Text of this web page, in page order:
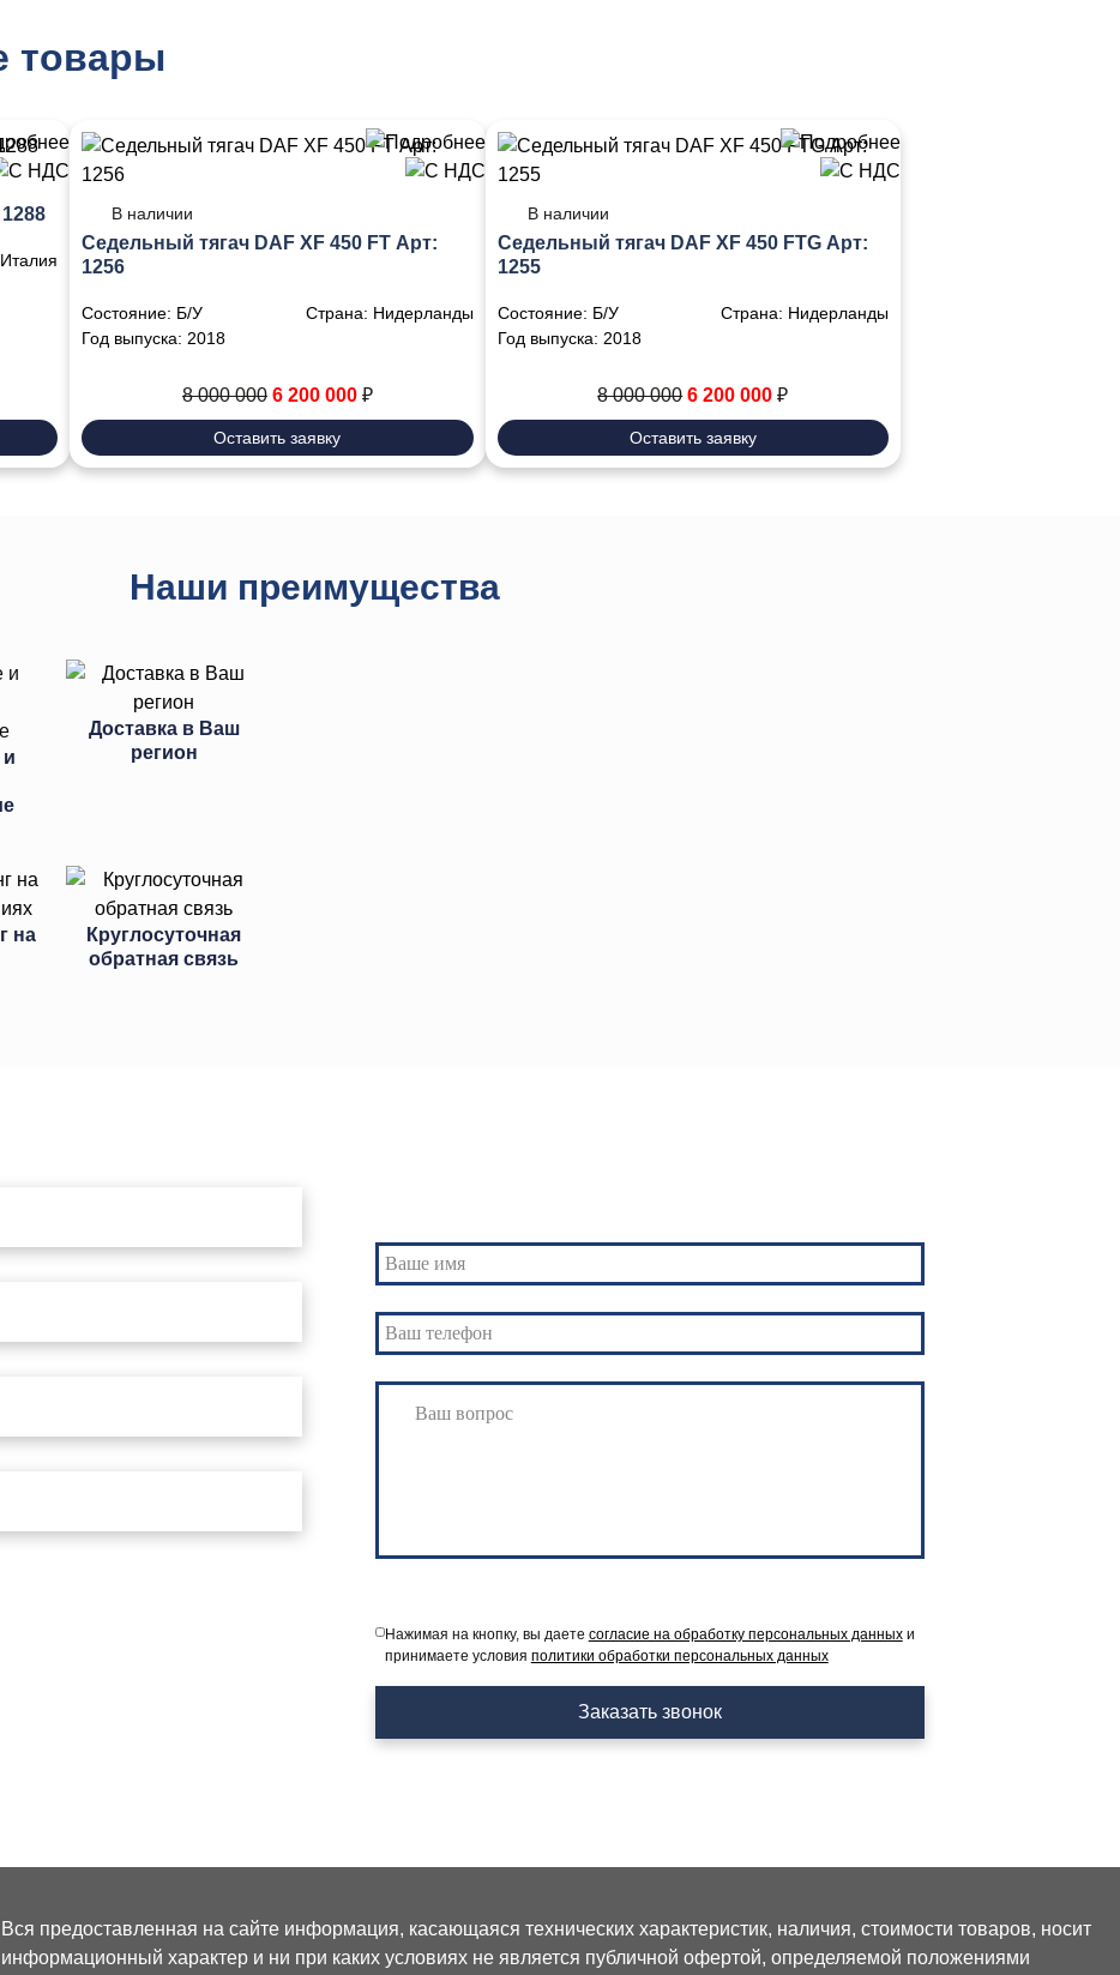
товары
Италия
В наличии
Седельный тягач DAF XF 450 FT Арт:
1256
Состояние: Б/У Страна: Нидерланды
Год выпуска: 2018
8 000 000 6 200 000 ₽
Оставить заявку
В наличии
Седельный тягач DAF XF 450 FTG Арт:
1255
Состояние: Б/У Страна: Нидерланды
Год выпуска: 2018
8 000 000 6 200 000 ₽
Оставить заявку
Наши преимущества
и
Доставка в Ваш
регион
на
Круглосуточная
обратная связь
Нажимая на кнопку, вы даете согласие на обработку персональных данныхи
принимаете условия политики обработки персональных данных
Заказать звонок
Вся предоставленная на сайте информация, касающаяся технических характеристик, наличия, стоимости товаров, носит
информационный характер и ни при каких условиях не является публичной офертой, определяемой положениями